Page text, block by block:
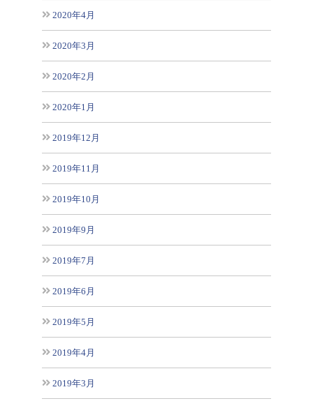
2020年4月
2020年3月
2020年2月
2020年1月
2019年12月
2019年11月
2019年10月
2019年9月
2019年7月
2019年6月
2019年5月
2019年4月
2019年3月